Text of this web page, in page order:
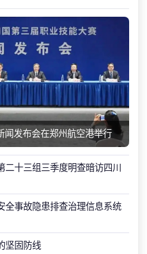
闻发布会在郑州航空港举行
十三组三季度明查暗访四川
全事故隐患排查治理信息系统
坚固防线